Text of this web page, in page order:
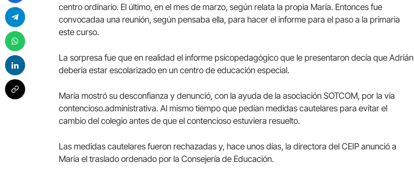
centro ordinario. El último, en el mes de marzo, según relata la propia María. Entonces fue
convocadaa una reunión, según pensaba ella, para hacer el informe para el paso a la primaria
este curso.
La sorpresa fue que en realidad el informe psicopedagógico que le presentaron decía que Adrián
debería estar escolarizado en un centro de educación especial.
María mostró su desconfianza y denunció, con la ayuda de la asociación SOTCOM, por la vía
contencioso.administrativa. Al mismo tiempo que pedían medidas cautelares para evitar el
cambio del colegio antes de que el contencioso estuviera resuelto.
Las medidas cautelares fueron rechazadas y, hace unos días, la directora del CEIP anunció a
María el traslado ordenado por la Consejería de Educación.